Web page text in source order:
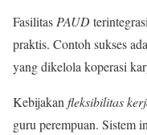
Fasilitas PAUD
praktis. Contoh sukses
yang dikelola koperasi
Kebijakan fleksibilitas
guru perempuan. Sistem